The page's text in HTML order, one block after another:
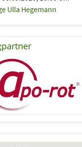
Ulla Hegemann